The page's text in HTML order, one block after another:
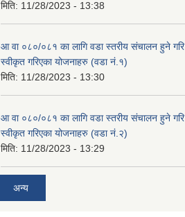
मिति: 11/28/2023 - 13:38
आ वा ०८०/०८१ का लागि वडा स्तरीय संचालन हुने गरि
स्वीकृत गरिएका योजनाहरु (वडा नं.१)
मिति: 11/28/2023 - 13:30
आ वा ०८०/०८१ का लागि वडा स्तरीय संचालन हुने गरि
स्वीकृत गरिएका योजनाहरु (वडा नं.२)
मिति: 11/28/2023 - 13:29
अन्य